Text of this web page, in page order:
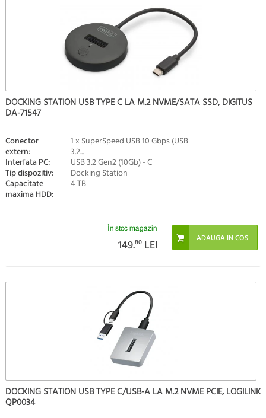
DOCKING STATION USB TYPE C LA M.2 NVME/SATA SSD, DIGITUS
DA-71547
Conector
extern:
1 x SuperSpeed USB 10 Gbps (USB
3.2...
Interfata PC: USB 3.2 Gen2 (10Gb) - C
Tip dispozitiv: Docking Station
Capacitate
maxima HDD:
4 TB
În stoc magazin
149.80 LEI
DOCKING STATION USB TYPE C/USB-A LA M.2 NVME PCIE, LOGILINK
QP0034